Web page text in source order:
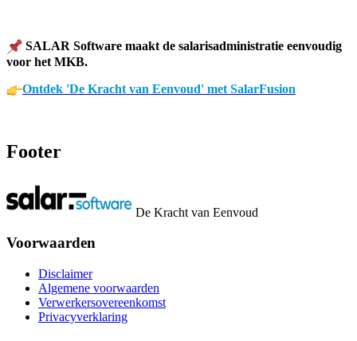
SALAR Software maakt de salarisadministratie eenvoudig
voor het MKB.
Ontdek 'De Kracht van Eenvoud' met SalarFusion
Footer
De Kracht van Eenvoud
Voorwaarden
Disclaimer
Algemene voorwaarden
Verwerkersovereenkomst
Privacyverklaring